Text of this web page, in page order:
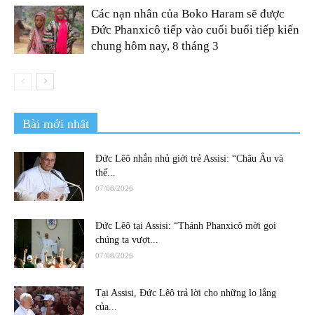
Các nạn nhân của Boko Haram sẽ được
Đức Phanxicô tiếp vào cuối buổi tiếp kiến
chung hôm nay, 8 tháng 3
Bài mới nhất
Đức Lêô nhắn nhủ giới trẻ Assisi: “Châu Âu và
thế...
07/08/2026
Đức Lêô tại Assisi: “Thánh Phanxicô mời gọi
chúng ta vượt...
07/08/2026
Tại Assisi, Đức Lêô trả lời cho những lo lắng
của...